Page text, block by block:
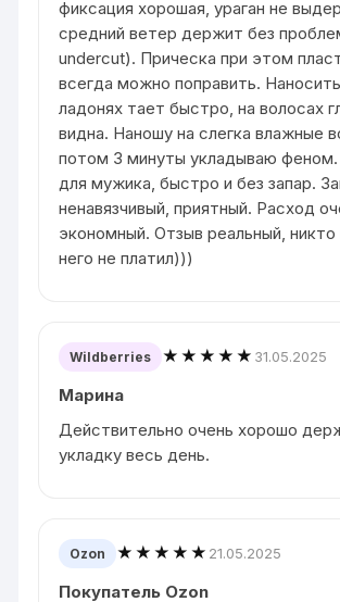
фиксация хорошая, ураган не
средний ветер держит без
undercut). Прическа при этом
всегда можно поправить.
ладонях тает быстро, на волосах
видна. Наношу на слегка влажные
потом 3 минуты укладываю
для мужика, быстро и без запар.
ненавязчивый, приятный. Расход
экономный. Отзыв реальный, никто
него не платил)))
Wildberries ★★★★★ 31.05.2025
Марина
Действительно очень хорошо
укладку весь день.
Ozon ★★★★★ 21.05.2025
Покупатель Ozon